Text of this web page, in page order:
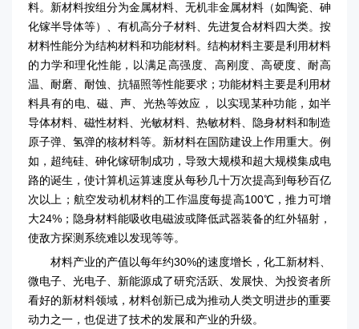
料。新材料按组分为金属材料、无机非金属材料（如陶瓷、砷
化镓半导体等）、有机高分子材料、先进复合材料四大类。按
材料性能分为结构材料和功能材料。结构材料主要是利用材料
的力学和理化性能，以满足高强度、高刚度、高硬度、耐高
温、耐磨、耐蚀、抗辐照等性能要求；功能材料主要是利用材
料具有的电、磁、声、光热等效应， 以实现某种功能，如半
导体材料、磁性材料、光敏材料、热敏材料、隐身材料和制造
原子弹、氢弹的核材料等。新材料在国防建设上作用重大。例
如，超纯硅、砷化镓研制成功，导致大规模和超大规模集成电
路的诞生，使计算机运算速度从每秒几十万次提高到每秒百亿
次以上；航空发动机材料的工作温度每提高100℃，推力可增
大24%；隐身材料能吸收电磁波或降低武器装备的红外辐射，
使敌方探测系统难以发现等等。
材料产业的产值以每年约30%的速度增长，化工新材料、
微电子、光电子、新能源成了研究活跃、发展快、为投资者所
看好的新材料领域，材料创新已成为推动人类文明进步的重要
动力之一，也促进了技术的发展和产业的升级。